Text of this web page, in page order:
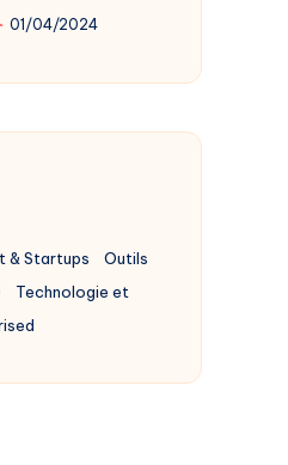
01/04/2024
& Startups
Outils
Technologie et